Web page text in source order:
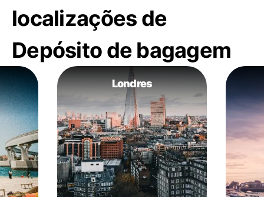
localizações de
Depósito de bagagem
Londres